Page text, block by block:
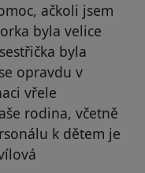
ačkoli jsem
byla velice
byla
opravdu v
vřele
rodina, včetně
k dětem je